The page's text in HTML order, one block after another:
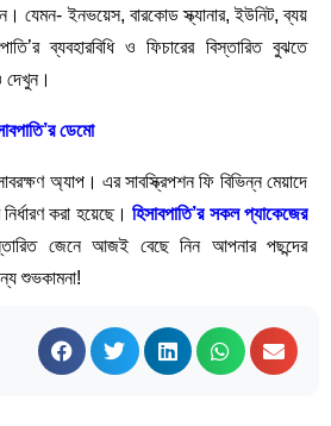
যেমন- ইনভয়েস, বারকোড স্ক্যানার, ইউনিট, ব্যয়
ব্যবহারবিধি ও ফিচারের বিস্তারিত বুঝতে
দেখুন।
ডেমো
অ্যাপ। এর সাবস্ক্রিপশন ফি বিভিন্ন মেয়াদে
করা হয়েছে।হিসাবপাতি’র সকল প্যাকেজের
জেনে আজই বেছে নিন আপনার পছন্দের
শুভকামনা!